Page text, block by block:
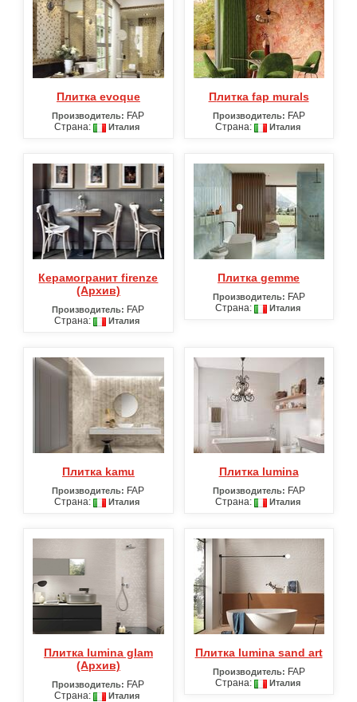
Плитка evoque
Производитель: FAP
Страна:
Италия
Плитка fap murals
Производитель: FAP
Страна:
Италия
Керамогранит firenze
(Архив)
Производитель: FAP
Страна:
Италия
Плитка gemme
Производитель: FAP
Страна:
Италия
Плитка kamu
Производитель: FAP
Страна:
Италия
Плитка lumina
Производитель: FAP
Страна:
Италия
Плитка lumina glam
(Архив)
Производитель: FAP
Страна:
Италия
Плитка lumina sand art
Производитель: FAP
Страна:
Италия